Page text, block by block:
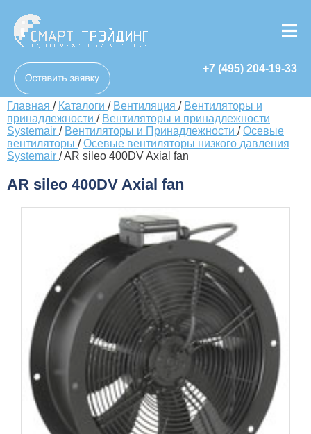
+7 (495) 204-19-33
Главная / Каталоги / Вентиляция / Вентиляторы и
принадлежности / Вентиляторы и принадлежности
Systemair / Вентиляторы и Принадлежности /Осевые
вентиляторы /Осевые вентиляторы низкого давления
Systemair /AR sileo 400DV Axial fan
AR sileo 400DV Axial fan